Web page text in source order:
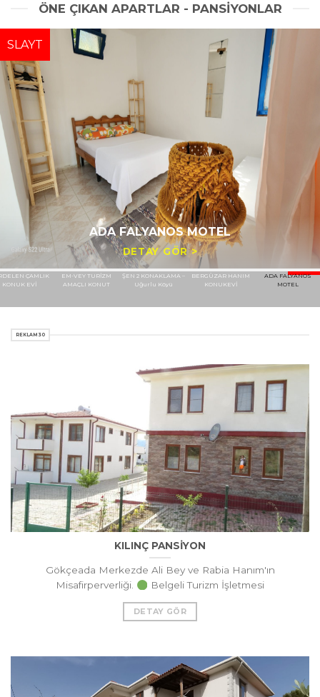
ÖNE ÇIKAN APARTLAR - PANSIYONLAR
SLAYT
HAYAL KONUK EVİ
DETAY GÖR >
HAYAL KONUK EVİ
KARDELEN ÇAMLIK
KONUK EVİ
EM-VEY TURİZM
AMAÇLI KONUT
ŞEN 2 KONAKLAMA –
Uğurlu Köyü
BERGÜZAR
KONUKEVİ
REKLAM 30
KILINÇ PANSİYON
Gökçeada Merkezde Ali Bey ve Rabia Hanım'ın
Misafirperverliği.
Belgeli Turizm İşletmesi
DETAY GÖR